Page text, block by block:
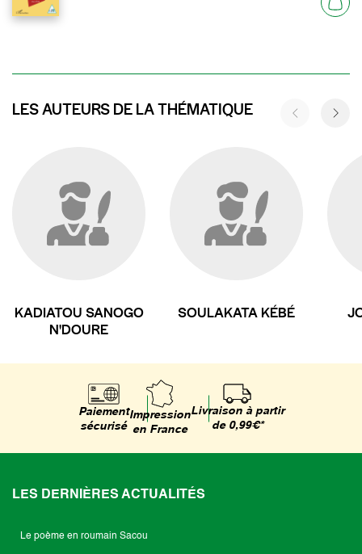
LES AUTEURS DE LA THÉMATIQUE
KADIATOU SANOGO
N'DOURE
SOULAKATA KÉBÉ
Paiement
sécurisé
Impression
en France
Livraison à partir
de 0,99€*
LES DERNIÈRES ACTUALITÉS
Le poème en roumain Sacou